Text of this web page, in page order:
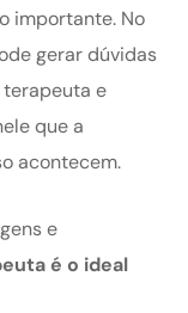
importante. No
gerar dúvidas
terapeuta e
que a
acontecem.
e
é o ideal